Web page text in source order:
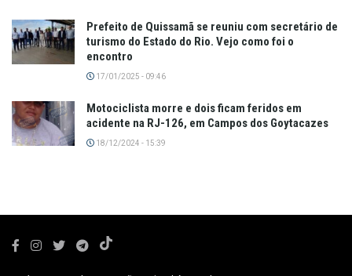
Prefeito de Quissamã se reuniu com secretário de
turismo do Estado do Rio. Vejo como foi o
encontro
17/01/2025 - 09:46
Motociclista morre e dois ficam feridos em
acidente na RJ-126, em Campos dos Goytacazes
18/12/2024 - 15:39